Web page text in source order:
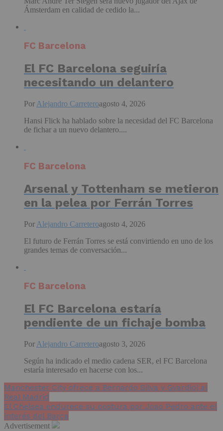
Ámsterdam en calidad de cedido la...
FC Barcelona
El FC Barcelona seguiría
necesitando un delantero
Por Alejandro Carreteroagosto 4, 2026
Hansi Flick ha hablado sobre la necesidad del FC Barcelona
de fichar a un nuevo delantero....
FC Barcelona
Arsenal y Tottenham se metieron
en la pelea por Ferrán Torres
Por Alejandro Carreteroagosto 4, 2026
El futuro de Ferrán Torres se está convirtiendo en uno de los
grandes temas de conversación...
FC Barcelona
El FC Barcelona estaría
pendiente de un fichaje bomba
Por Alejandro Carreteroagosto 3, 2026
Según ha indicado el medio cadena SER, el FC Barcelona
estaría interesado en hacerse con los...
Manchester City ofrece a Bernardo Silva y Gvardiol al
Real Madrid
El Chelsea endurece su postura por Joao Pedro ante el
interés del Barça
Advertisement